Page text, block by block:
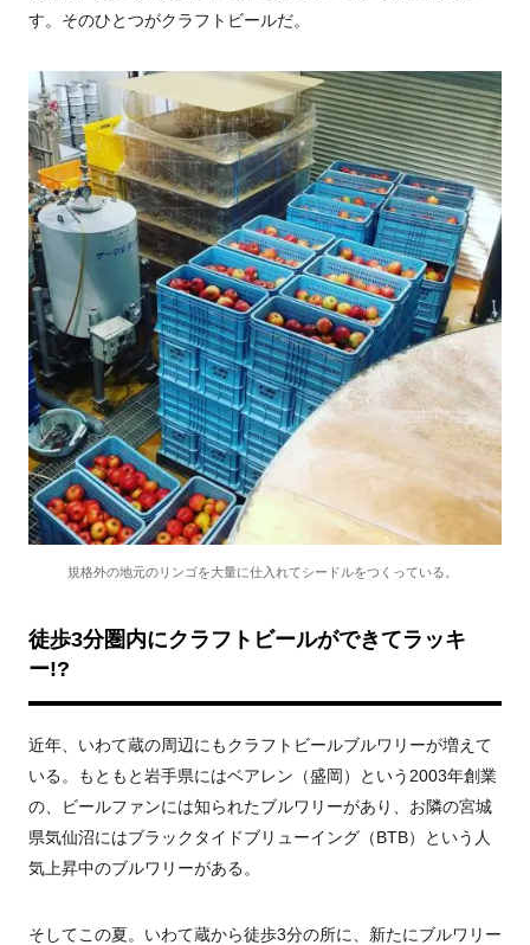
す。そのひとつがクラフトビールだ。
規格外の地元のリンゴを大量に仕入れてシードルをつくっている。
徒歩3分圏内にクラフトビールができてラッキ
ー!?
近年、いわて蔵の周辺にもクラフトビールブルワリーが増えて
いる。もともと岩手県にはベアレン（盛岡）という 2003年創業
の、ビールファンには知られたブルワリーがあり、お隣の宮城
県気仙沼にはブラックタイドブリューイング（BTB）という人
気上昇中のブルワリーがある。
そしてこの夏。いわて蔵から徒歩3分の所に、新たにブルワリー